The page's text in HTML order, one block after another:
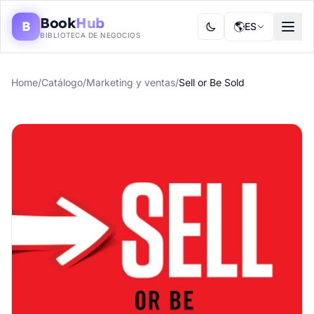
B BookHub
BIBLIOTECA DE NEGOCIOS
🌎ES
Home/Catálogo/Marketing y ventas/Sell or Be Sold